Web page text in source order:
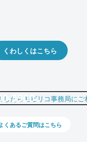
くわしくはこちら
5500
くあるご質問はこちら